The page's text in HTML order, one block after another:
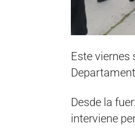
Este viernes
Desde la
interviene